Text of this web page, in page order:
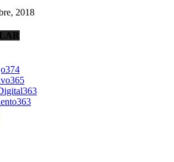
2018
374
365
363
363